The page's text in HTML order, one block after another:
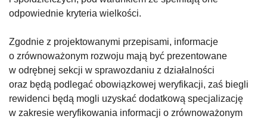
odpowiednie kryteria wielkości.
Zgodnie z projektowanymi przepisami, informacje
o zrównoważonym rozwoju mają być prezentowane
w odrębnej sekcji w sprawozdaniu z działalności
oraz będą podlegać obowiązkowej weryfikacji, zaś biegli
rewidenci będą mogli uzyskać dodatkową specjalizację
w zakresie weryfikowania informacji o zrównoważonym